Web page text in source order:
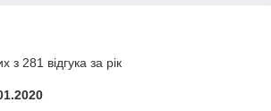
з 281 відгука за рік